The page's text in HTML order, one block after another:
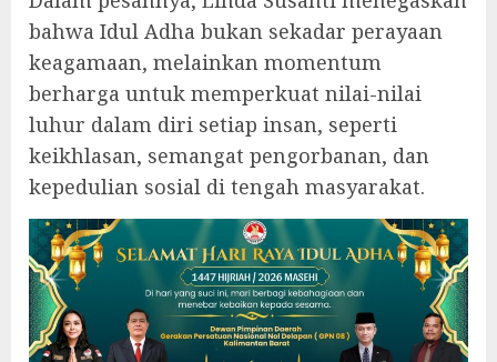
bahwa Idul Adha bukan sekadar perayaan
keagamaan, melainkan momentum
berharga untuk memperkuat nilai-nilai
luhur dalam diri setiap insan, seperti
keikhlasan, semangat pengorbanan, dan
kepedulian sosial di tengah masyarakat.